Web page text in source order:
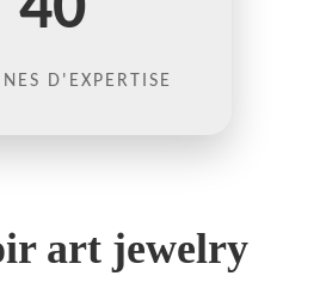
D'EXPERTISE
art jewelry